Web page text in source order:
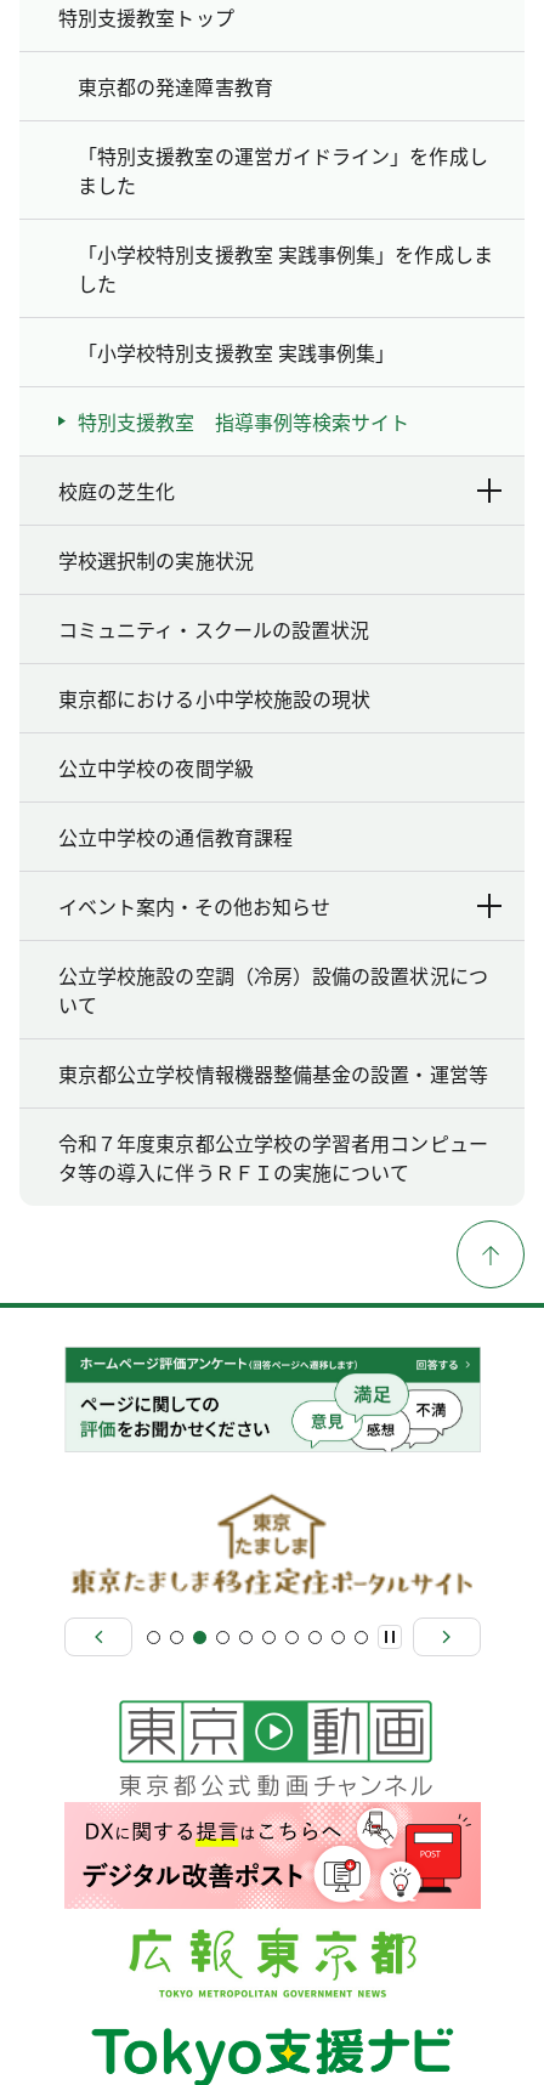
特別支援教室トップ
東京都の発達障害教育
「特別支援教室の運営ガイドライン」を作成し
ました
「小学校特別支援教室 実践事例集」を作成しま
した
「小学校特別支援教室 実践事例集」
特別支援教室 指導事例等検索サイト
校庭の芝生化
学校選択制の実施状況
コミュニティ・スクールの設置状況
東京都における小中学校施設の現状
公立中学校の夜間学級
公立中学校の通信教育課程
イベント案内・その他お知らせ
公立学校施設の空調（冷房）設備の設置状況につ
いて
東京都公立学校情報機器整備基金の設置・運営等
令和７年度東京都公立学校の学習者用コンピュー
タ等の導入に伴うＲＦＩの実施について